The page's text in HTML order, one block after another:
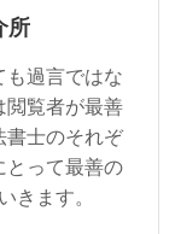
所
も過言ではな
閲覧者が最善
書士のそれぞ
とって最善の
きます。